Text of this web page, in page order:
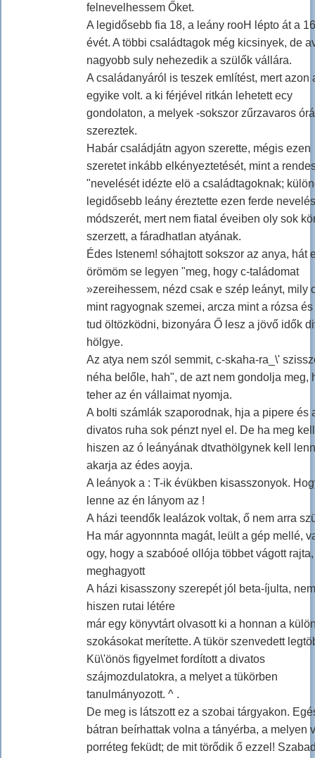
felnevelhessem Őket.
A legidősebb fia 18, a leány rooH lépto át a
évét. A többi családtagok még kicsinyek, de
nagyobb suly nehezedik a szülők vállára.
A családanyáról is teszek említést, mert azon
egyike volt. a ki férjével ritkán lehetett ecy
gondolaton, a melyek -sokszor zűrzavaros
szereztek.
Habár családjátn agyon szerette, mégis ezen
szeretet inkább elkényeztetését, mint a
"nevelését idézte elö a családtagoknak;
legidősebb leány éreztette ezen ferde nevelés
módszerét, mert nem fiatal éveiben oly sok
szerzett, a fáradhatlan atyának.
Édes Istenem! sóhajtott sokszor az anya, hát
örömöm se legyen "meg, hogy c-taládomat
»zereihessem, nézd csak e szép leányt, mily
mint ragyognak szemei, arcza mint a rózsa
tud öltözködni, bizonyára Ő lesz a jövő idők
hölgye.
Az atya nem szól semmit, c-skaha-ra_\'
néha belőle, hah", de azt nem gondolja meg,
teher az én vállaimat nyomja.
A bolti számlák szaporodnak, hja a pipere és
divatos ruha sok pénzt nyel el. De ha meg
hiszen az ó leányának dtvathölgynek kell
akarja az édes aoyja.
A leányok a : T-ik évükben kisasszonyok.
lenne az én lányom az !
A házi teendők lealázok voltak, ő nem arra
Ha már agyonnnta magát, leült a gép mellé,
ogy, hogy a szabóoé ollója többet vágott
meghagyott
A házi kisasszony szerepét jól beta-íjulta,
hiszen rutai létére
már egy könyvtárt olvasott ki a honnan a
szokásokat merítette. A tükör szenvedett
Kü\'önös figyelmet fordított a divatos
szájmozdulatokra, a melyet a tükörben
tanulmányozott. ^ .
De meg is látszott ez a szobai tárgyakon.
bátran beírhattak volna a tányérba, a melyen
porréteg feküdt; de mit törődik ő ezzel!